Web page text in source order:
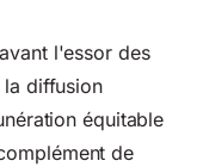
l'essor des
la diffusion
équitable
de